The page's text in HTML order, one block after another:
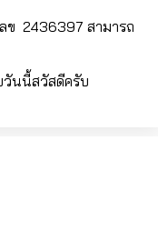
ข 2436397 สามารถ
วันนี้สวัสดีครับ